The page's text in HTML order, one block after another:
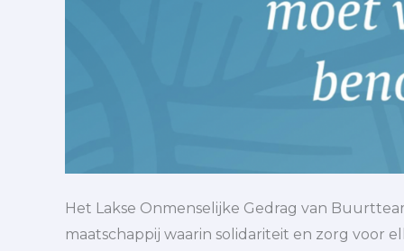
Het Lakse Onmenselijke Gedrag van
maatschappij waarin solidariteit en zorg voor